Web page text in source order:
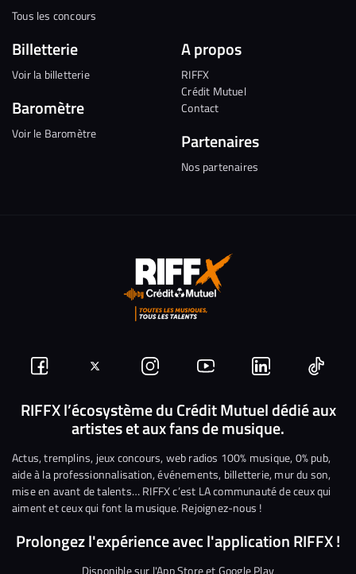
Tous les concours
Billetterie
Voir la billetterie
Baromètre
Voir le Baromètre
A propos
RIFFX
Crédit Mutuel
Contact
Partenaires
Nos partenaires
Suivez-
nous
Facebook
Suivez-
nous
sur
Twitter
Nous
rejoindre
sur
Instagram
Nous
rejoindre
sur
YouTube
Nous
rejoindre
sur
Linkedin
Nous
RIFFX l’écosystème du Crédit Mutuel dédié aux
artistes et aux fans de musique.
Actus, tremplins, jeux concours, web radios 100% musique, 0% pub,
aide à la professionnalisation, événements, billetterie, mur du son,
mise en avant de talents… RIFFX c’est LA communauté de ceux qui
aiment et ceux qui font la musique. Rejoignez-nous !
Prolongez l'expérience avec l'application RIFFX !